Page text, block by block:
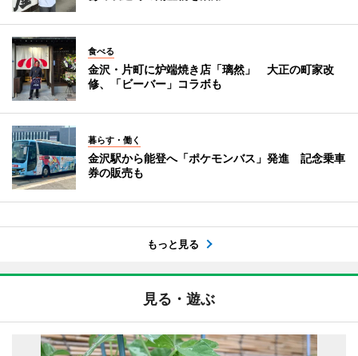
食べる
金沢・片町に炉端焼き店「璃然」 大正の町家改
修、「ビーバー」コラボも
暮らす・働く
金沢駅から能登へ「ポケモンバス」発進 記念乗車
券の販売も
もっと見る
見る・遊ぶ